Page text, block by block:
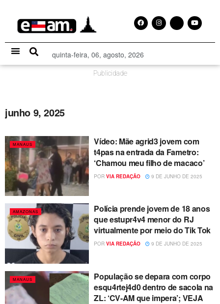
quinta-feira, 06, agosto, 2026
Publicidade
junho 9, 2025
MANAUS
Vídeo: Mãe agrid3 jovem com
t4pas na entrada da Fametro:
‘Chamou meu filho de macaco’
POR VIA REDAÇÃO 9 DE JUNHO DE 2025
AMAZONAS
Polícia prende jovem de 18 anos
que estupr4v4 menor do RJ
virtualmente por meio do Tik Tok
POR VIA REDAÇÃO 9 DE JUNHO DE 2025
MANAUS
População se depara com corpo
esqu4rtej4d0 dentro de sacola na
ZL: ‘CV-AM que impera’; VEJA